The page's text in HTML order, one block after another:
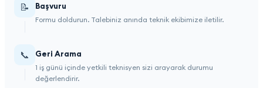
📝 Başvuru
Formu doldurun. Talebiniz anında teknik ekibimize iletilir.
📞 Geri Arama
1 iş günü içinde yetkili teknisyen sizi arayarak durumu
değerlendirir.